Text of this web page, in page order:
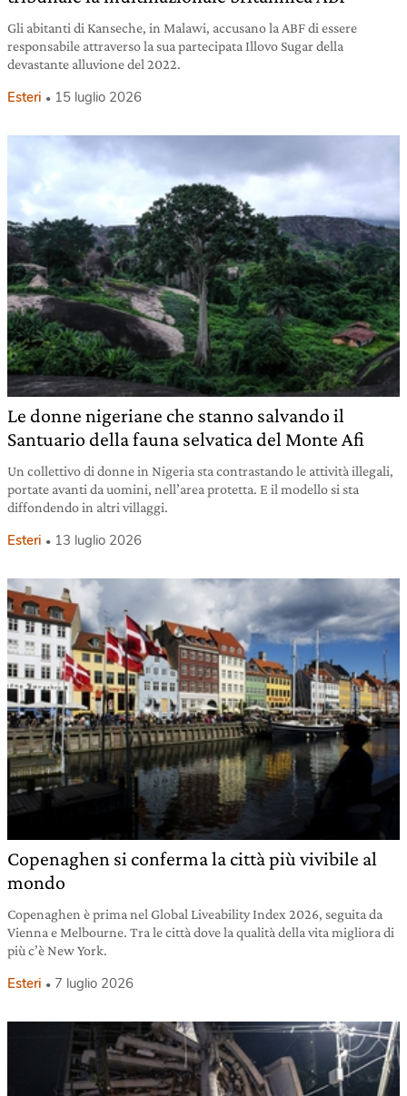
Gli abitanti di Kanseche, in Malawi, accusano la ABF di essere
responsabile attraverso la sua partecipata Illovo Sugar della
devastante alluvione del 2022.
Esteri 15 luglio 2026
Le donne nigeriane che stanno salvando il
Santuario della fauna selvatica del Monte Afi
Un collettivo di donne in Nigeria sta contrastando le attività illegali,
portate avanti da uomini, nell’area protetta. E il modello si sta
diffondendo in altri villaggi.
Esteri 13 luglio 2026
Copenaghen si conferma la città più vivibile al
mondo
Copenaghen è prima nel Global Liveability Index 2026, seguita da
Vienna e Melbourne. Tra le città dove la qualità della vita migliora di
più c’è New York.
Esteri 7 luglio 2026